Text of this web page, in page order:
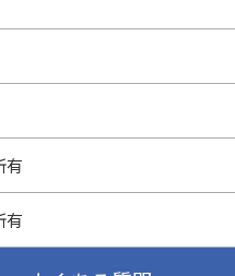
有
有